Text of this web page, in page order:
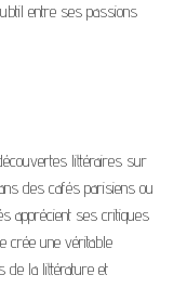
entre ses passions
littéraires sur
des cafés parisiens ou
apprécient ses critiques
crée une véritable
de la littérature et